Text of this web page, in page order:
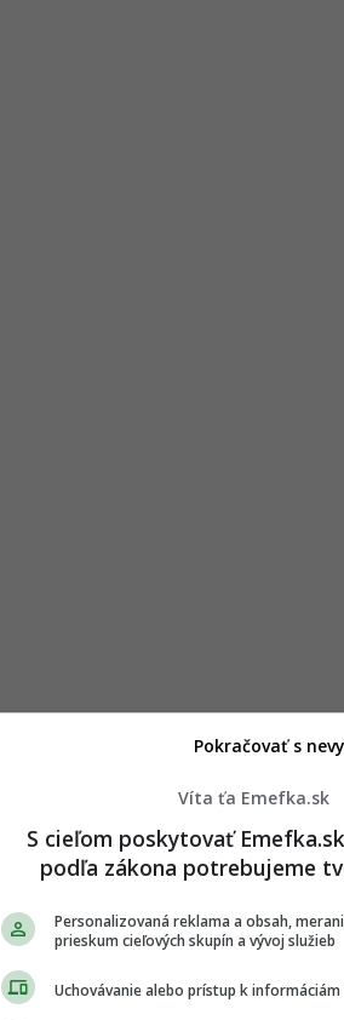
Víta ťa Emefka.sk
S cieľom poskytovať
podľa zákona potrebujeme
Personalizovaná reklama a obsah,
prieskum cieľových skupín a vývoj služieb
Uchovávanie alebo prístup k
Pokračovať s